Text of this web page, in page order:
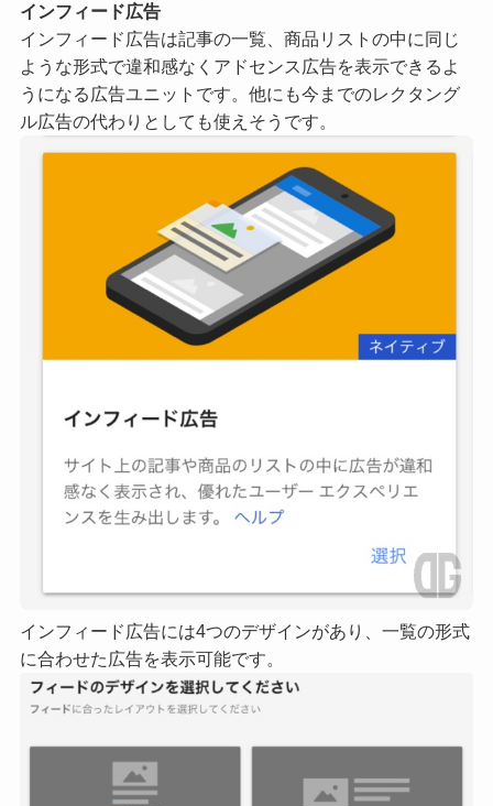
インフィード広告
インフィード広告は記事の一覧、商品リストの中に同じ
ような形式で違和感なくアドセンス広告を表示できるよ
うになる広告ユニットです。他にも今までのレクタング
ル広告の代わりとしても使えそうです。
インフィード広告には4つのデザインがあり、一覧の形式
に合わせた広告を表示可能です。